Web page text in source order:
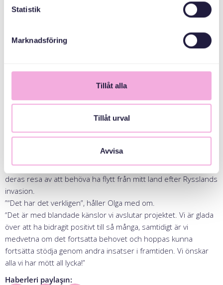
Statistik
Marknadsföring
Tillåt alla
Tillåt urval
Avvisa
landsmän på detta sätt”, säger Tetaina.
”Det har även känts viktigt på ett personligt plan, då jag delar
deras resa av att behöva ha flytt från mitt land efter Rysslands
invasion.
”“Det har det verkligen”, håller Olga med om.
“Det är med blandade känslor vi avslutar projektet. Vi är glada
över att ha bidragit positivt till så många, samtidigt är vi
medvetna om det fortsatta behovet och hoppas kunna
fortsätta stödja genom andra insatser i framtiden. Vi önskar
alla vi har mött all lycka!”
Haberleri paylaşın: